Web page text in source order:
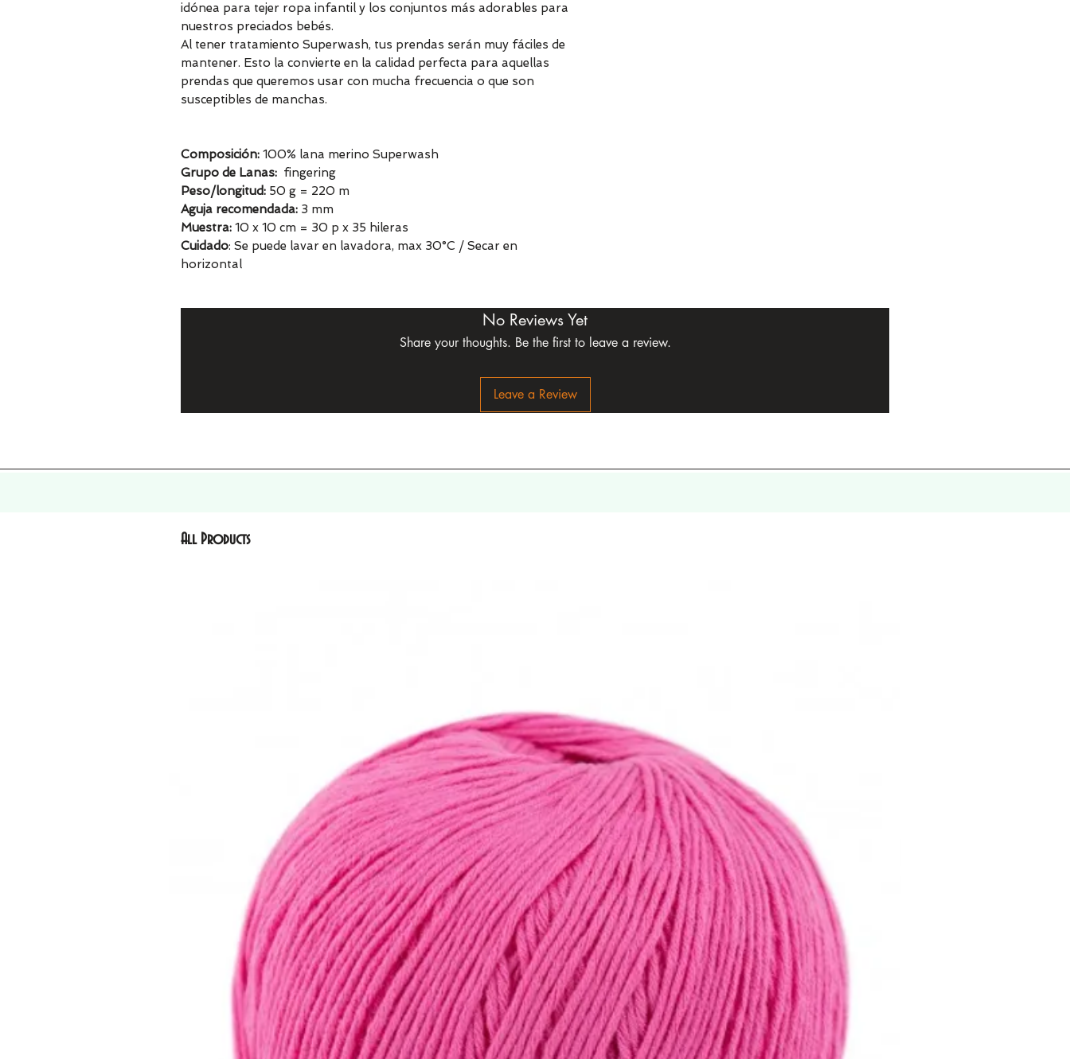
idónea para tejer ropa infantil y los conjuntos más adorables para
nuestros preciados bebés.
Al tener tratamiento Superwash, tus prendas serán muy fáciles de
mantener. Esto la convierte en la calidad perfecta para aquellas
prendas que queremos usar con mucha frecuencia o que son
susceptibles de manchas.
Composición: 100% lana merino Superwash
Grupo de Lanas: fingering
Peso/longitud: 50 g = 220 m
Aguja recomendada: 3 mm
Muestra: 10 x 10 cm = 30 p x 35 hileras
Cuidado: Se puede lavar en lavadora, max 30°C / Secar en
horizontal
No Reviews Yet
Share your thoughts. Be the first to leave a review.
Leave a Review
All Products